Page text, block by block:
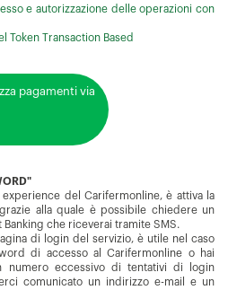
e autorizzazione delle operazioni con
Token Transaction Based
pagamenti via
del Carifermonline, è attiva la
alla quale è possibile chiedere un
Banking che riceverai tramite SMS.
di login del servizio, è utile nel caso
di accesso al Carifermonline o hai
numero eccessivo di tentativi di login
comunicato un indirizzo e-mail e un